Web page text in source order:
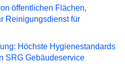
öffentlichen Flächen,
Reinigungsdienst für
Höchste Hygienestandards
SRG Gebäudeservice